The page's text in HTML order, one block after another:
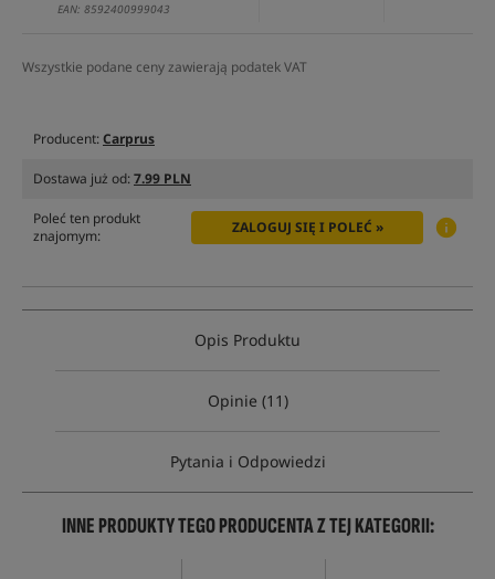
EAN: 8592400999043
Wszystkie podane ceny zawierają podatek VAT
Producent:Carprus
Dostawa już od:7.99 PLN
Poleć ten produkt
znajomym:
ZALOGUJ SIĘ I POLEĆ »
Opis Produktu
Opinie (11)
Pytania i Odpowiedzi
INNE PRODUKTY TEGO PRODUCENTA Z TEJ KATEGORII: